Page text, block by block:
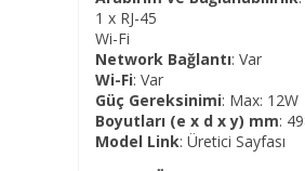
1 x RJ-45
Wi-Fi
Network Bağlantı: Var
Wi-Fi: Var
Güç Gereksinimi: Max: 12W
Boyutları (e x d x y) mm:
Model Link: Üretici Sayfası